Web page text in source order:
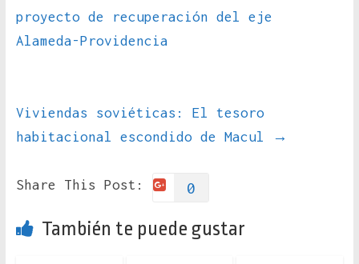
proyecto de recuperación del eje
Alameda-Providencia
Viviendas soviéticas: El tesoro
habitacional escondido de Macul
→
Share This Post: 0
También te puede gustar